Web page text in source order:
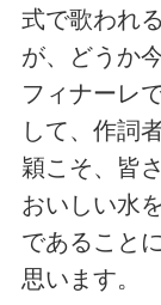
式で歌われ
が、どうか
フィナーレ
して、作詞
穎こそ、皆
おいしい水
であること
思います。